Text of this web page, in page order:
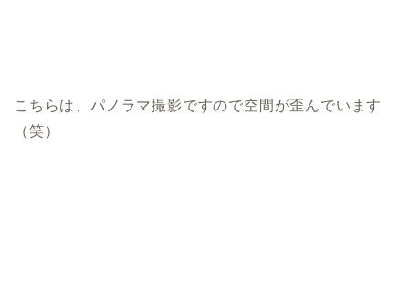
こちらは、パノラマ撮影ですので空間が歪んでいます
（笑）